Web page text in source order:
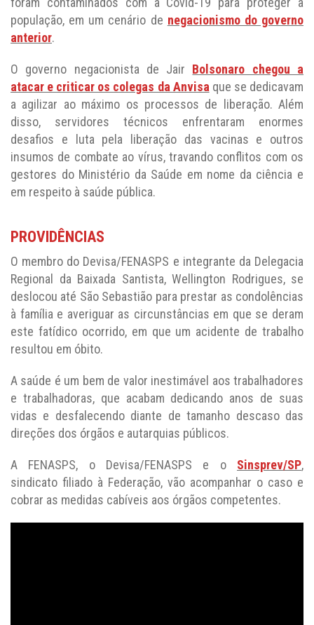
população, em um cenário de negacionismo do governo
anterior.
O governo negacionista de Jair Bolsonaro chegou a
atacar e criticar os colegas da Anvisa que se dedicavam
a agilizar ao máximo os processos de liberação. Além
disso, servidores técnicos enfrentaram enormes
desafios e luta pela liberação das vacinas e outros
insumos de combate ao vírus, travando conflitos com os
gestores do Ministério da Saúde em nome da ciência e
em respeito à saúde pública.
PROVIDÊNCIAS
O membro do Devisa/FENASPS e integrante da Delegacia
Regional da Baixada Santista, Wellington Rodrigues, se
deslocou até São Sebastião para prestar as condolências
à família e averiguar as circunstâncias em que se deram
este fatídico ocorrido, em que um acidente de trabalho
resultou em óbito.
A saúde é um bem de valor inestimável aos trabalhadores
e trabalhadoras, que acabam dedicando anos de suas
vidas e desfalecendo diante de tamanho descaso das
direções dos órgãos e autarquias públicos.
A FENASPS, o Devisa/FENASPS e o Sinsprev/SP,
sindicato filiado à Federação, vão acompanhar o caso e
cobrar as medidas cabíveis aos órgãos competentes.